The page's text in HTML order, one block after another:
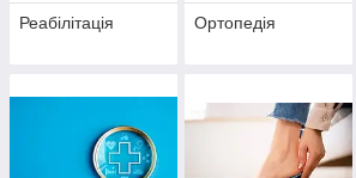
Реабілітація Ортопедія